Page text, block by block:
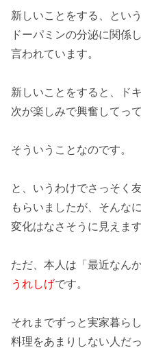
新しいことをする、とい
ドーパミンの分泌に関係
言われています。
新しいことをすると、 ド
次が楽しみで興奮 してっ
そういうことなのです。
と、いうわけでさっそく
もらいましたが、そんなに
変化はなさそうに見えます
ただ、本人は「最近なん
うれしげです。
それまでずっと実家暮らし
料理をあまり しない 人だ